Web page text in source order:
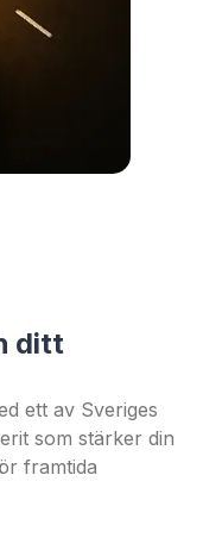
ditt
ett av Sveriges
som stärker din
framtida